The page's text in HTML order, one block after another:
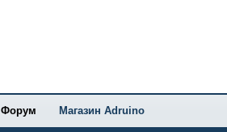
Форум Магазин Adruino